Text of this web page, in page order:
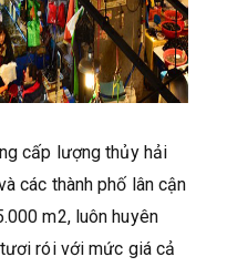
cấp lượng thủy hải
các thành phố lân cận
m2, luôn huyên
rói với mức giá cả